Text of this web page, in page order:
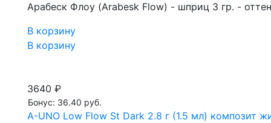
Арабеск Флоу (Arabesk Flow) - шприц 3 гр. -
В корзину
В корзину
3640 ₽
Бонус: 36.40 руб.
A-UNO Low Flow St Dark 2.8 г (1.5 мл) композит